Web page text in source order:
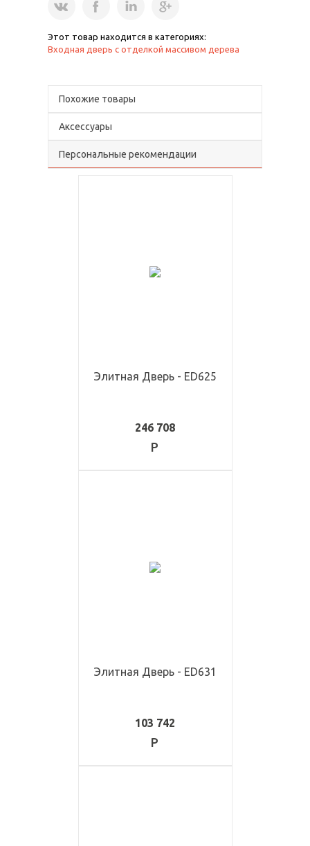
Этот товар находится в категориях:
Входная дверь с отделкой массивом дерева
Похожие товары
Аксессуары
Персональные рекомендации
Элитная Дверь - ED625
246 708
Элитная Дверь - ED631
103 742